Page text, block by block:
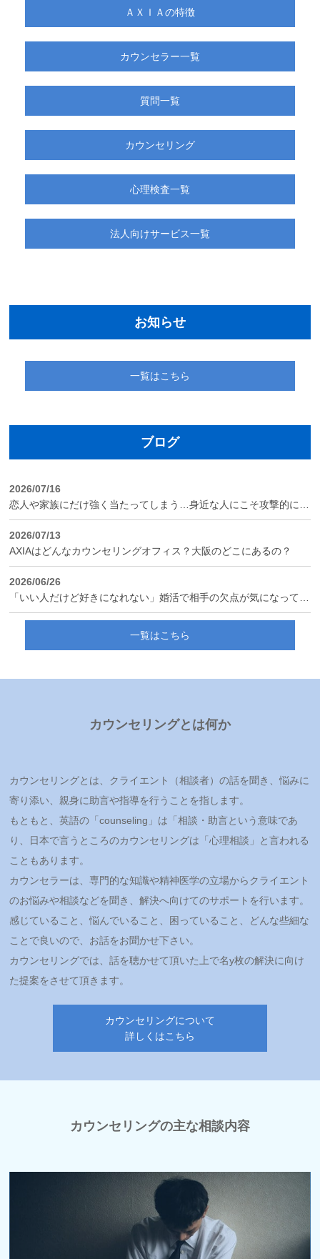
ＡＸＩＡの特徴
カウンセラー一覧
質問一覧
カウンセリング
心理検査一覧
法人向けサービス一覧
お知らせ
一覧はこちら
ブログ
2026/07/16
恋人や家族にだけ強く当たってしまう…身近な人にこそ攻撃的になってしまう心理
2026/07/13
AXIAはどんなカウンセリングオフィス？大阪のどこにあるの？
2026/06/26
「いい人だけど好きになれない」婚活で相手の欠点が気になってしまう“減点方式”の心理
一覧はこちら
カウンセリングとは何か
カウンセリングとは、クライエント（相談者）の話を聞き、悩みに
寄り添い、親身に助言や指導を行うことを指します。
もともと、英語の「counseling」は「相談・助言という意味であ
り、日本で言うところのカウンセリングは「心理相談」と言われる
こともあります。
カウンセラーは、専門的な知識や精神医学の立場からクライエント
のお悩みや相談などを聞き、解決へ向けてのサポートを行います。
感じていること、悩んでいること、困っていること、どんな些細な
ことで良いので、お話をお聞かせ下さい。
カウンセリングでは、話を聴かせて頂いた上で名y枚の解決に向け
た提案をさせて頂きます。
カウンセリングについて
詳しくはこちら
カウンセリングの主な相談内容